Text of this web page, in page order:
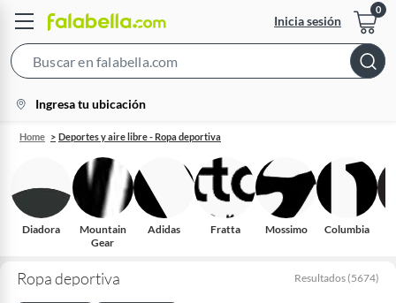
Inicia sesión
Bar
location-
icon
Ingresa tu ubicación
Home Deportes y aire libre - Ropa deportiva
Diadora
Mountain
Gear
Adidas Fratta Mossimo Columbia
Ropa deportiva Resultados (5674)